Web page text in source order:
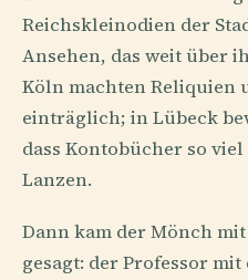
Reichskleinodien der
Ansehen, das weit über
Köln machten Reliquien
einträglich; in Lübeck
dass Kontobücher so
Lanzen.
Dann kam der Mönch
gesagt: der Professor mit